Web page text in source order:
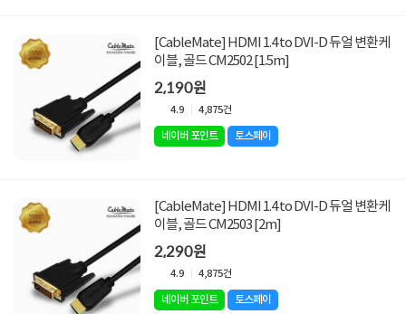
[CableMate] HDMI 1.4 to DVI-D 듀얼 변환케
이블, 골드 CM2502 [1.5m]
2,190원
4.9 4,875건
네이버 포인트 토스페이
[CableMate] HDMI 1.4 to DVI-D 듀얼 변환케
이블, 골드 CM2503 [2m]
2,290원
4.9 4,875건
네이버 포인트 토스페이